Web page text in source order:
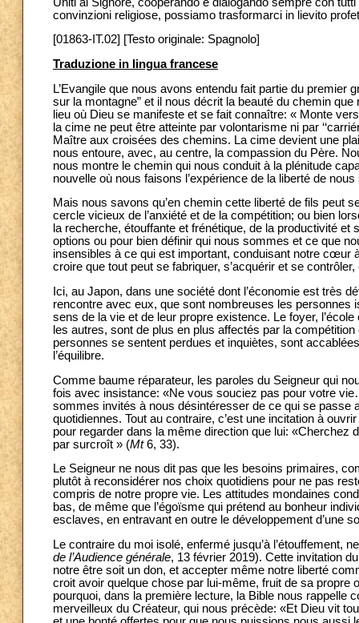
convinzioni religiose, possiamo trasformarci in lievito
[01863-IT.02] [Testo originale: Spagnolo]
Traduzione in lingua francese
L’Evangile que nous avons entendu fait partie du
sur la montagne” et il nous décrit la beauté du chemin
lieu où Dieu se manifeste et se fait connaître: « Monte
la cime ne peut être atteinte par volontarisme ni par
Maître aux croisées des chemins. La cime devient une
nous entoure, avec, au centre, la compassion du Père.
nous montre le chemin qui nous conduit à la plénitude
nouvelle où nous faisons l’expérience de la liberté de
Mais nous savons qu’en chemin cette liberté de fils peut
cercle vicieux de l’anxiété et de la compétition; ou bien
la recherche, étouffante et frénétique, de la productivité
options ou pour bien définir qui nous sommes et ce que
insensibles à ce qui est important, conduisant notre cœur
croire que tout peut se fabriquer, s’acquérir et se
Ici, au Japon, dans une société dont l’économie est très
rencontre avec eux, que sont nombreuses les
sens de la vie et de leur propre existence. Le foyer,
les autres, sont de plus en plus affectés par la
personnes se sentent perdues et inquiètes, sont
l’équilibre.
Comme baume réparateur, les paroles du Seigneur qui
fois avec insistance: «Ne vous souciez pas pour votre
sommes invités à nous désintéresser de ce qui se passe
quotidiennes. Tout au contraire, c’est une incitation à
pour regarder dans la même direction que lui: «Cherchez
par surcroît » (Mt6, 33).
Le Seigneur ne nous dit pas que les besoins primaires,
plutôt à reconsidérer nos choix quotidiens pour ne pas
compris de notre propre vie. Les attitudes mondaines
bas, de même que l’égoïsme qui prétend au bonheur
esclaves, en entravant en outre le développement d’une
Le contraire du moi isolé, enfermé jusqu’à l’étouffement,
de l’Audience générale, 13 février 2019). Cette invitation
notre être soit un don, et accepter même notre liberté
croit avoir quelque chose par lui-même, fruit de sa propre
pourquoi, dans la première lecture, la Bible nous rappelle
merveilleux du Créateur, qui nous précède: «Et Dieu vit